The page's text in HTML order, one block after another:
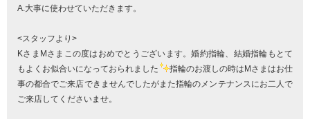
A.大事に使わせていただきます。
<スタッフより>
KさまMさまこの度はおめでとうございます。婚約指輪、結婚指輪もとて
もよくお似合いになっておられました
指輪のお渡しの時はMさまはお仕
事の都合でご来店できませんでしたがまた指輪のメンテナンスにお二人で
ご来店してくださいませ。